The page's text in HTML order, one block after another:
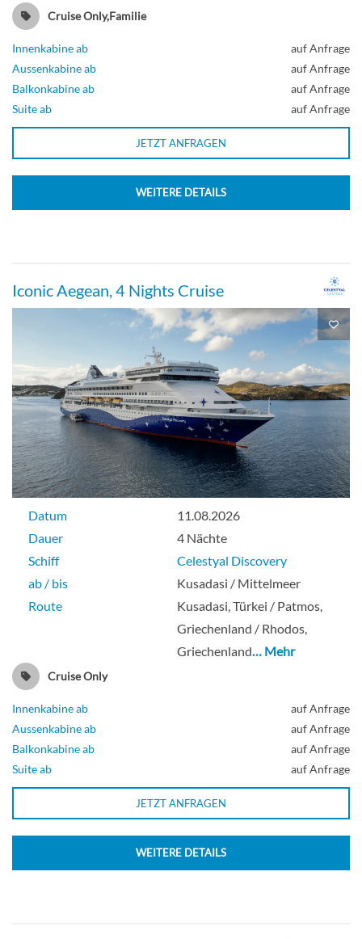
Cruise Only,Familie
Innenkabine ab
auf Anfrage
Aussenkabine ab
auf Anfrage
Balkonkabine ab
auf Anfrage
Suite ab
auf Anfrage
JETZT ANFRAGEN
WEITERE DETAILS
Iconic Aegean, 4 Nights Cruise
Datum
11.08.2026
Dauer
4 Nächte
Schiff
Celestyal Discovery
ab / bis
Kusadasi / Mittelmeer
Route
Kusadasi, Türkei / Patmos,
Griechenland / Rhodos,
Griechenland… Mehr
Cruise Only
Innenkabine ab
auf Anfrage
Aussenkabine ab
auf Anfrage
Balkonkabine ab
auf Anfrage
Suite ab
auf Anfrage
JETZT ANFRAGEN
WEITERE DETAILS